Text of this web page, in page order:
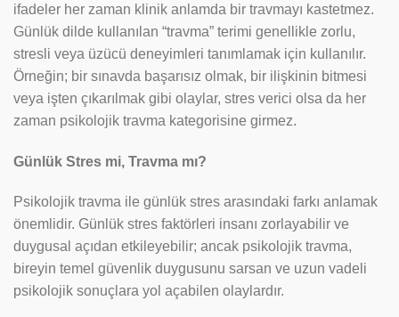
ifadeler her zaman klinik anlamda bir travmayı kastetmez.
Günlük dilde kullanılan “travma” terimi genellikle zorlu,
stresli veya üzücü deneyimleri tanımlamak için kullanılır.
Örneğin; bir sınavda başarısız olmak, bir ilişkinin bitmesi
veya işten çıkarılmak gibi olaylar, stres verici olsa da her
zaman psikolojik travma kategorisine girmez.
Günlük Stres mi, Travma mı?
Psikolojik travma ile günlük stres arasındaki farkı anlamak
önemlidir. Günlük stres faktörleri insanı zorlayabilir ve
duygusal açıdan etkileyebilir; ancak psikolojik travma,
bireyin temel güvenlik duygusunu sarsan ve uzun vadeli
psikolojik sonuçlara yol açabilen olaylardır.